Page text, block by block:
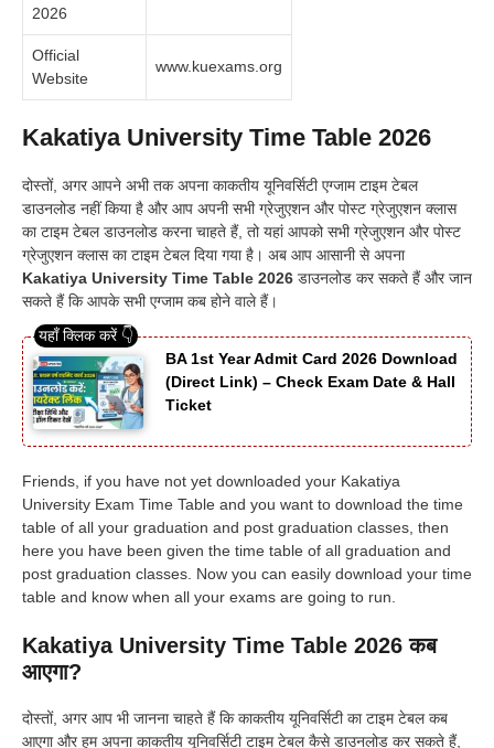
2026
Official
Website
www.kuexams.org
Kakatiya University Time Table 2026
दोस्तों, अगर आपने अभी तक अपना काकतीय यूनिवर्सिटी एग्जाम टाइम टेबल
डाउनलोड नहीं किया है और आप अपनी सभी ग्रेजुएशन और पोस्ट ग्रेजुएशन क्लास
का टाइम टेबल डाउनलोड करना चाहते हैं, तो यहां आपको सभी ग्रेजुएशन और पोस्ट
ग्रेजुएशन क्लास का टाइम टेबल दिया गया है। अब आप आसानी से अपना
Kakatiya University Time Table 2026 डाउनलोड कर सकते हैं और जान
सकते हैं कि आपके सभी एग्जाम कब होने वाले हैं।
BA 1st Year Admit Card 2026 Download
(Direct Link) – Check Exam Date & Hall
Ticket
Friends, if you have not yet downloaded your Kakatiya
University Exam Time Table and you want to download the time
table of all your graduation and post graduation classes, then
here you have been given the time table of all graduation and
post graduation classes. Now you can easily download your time
table and know when all your exams are going to run.
Kakatiya University Time Table 2026कब
आएगा?
दोस्तों, अगर आप भी जानना चाहते हैं कि काकतीय यूनिवर्सिटी का टाइम टेबल कब
आएगा और हम अपना काकतीय यूनिवर्सिटी टाइम टेबल कैसे डाउनलोड कर सकते हैं,